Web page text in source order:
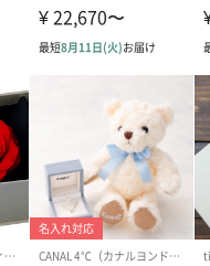
ショップカード
グとなりますことご了承ください
・天然石のためサイズやお色味、
体差がございます。（掲載写真と
せん）
・天然石については自然の石を加
で、欠け・凹凸・亀裂がある場合
・ご購入いただくタイミングによ
手配となるため、お時間には余裕
さい。
・閲覧環境によってお色味が実物